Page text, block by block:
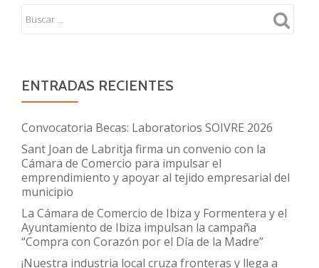
ENTRADAS RECIENTES
Convocatoria Becas: Laboratorios SOIVRE 2026
Sant Joan de Labritja firma un convenio con la
Cámara de Comercio para impulsar el
emprendimiento y apoyar al tejido empresarial del
municipio
La Cámara de Comercio de Ibiza y Formentera y el
Ayuntamiento de Ibiza impulsan la campaña
“Compra con Corazón por el Día de la Madre”
¡Nuestra industria local cruza fronteras y llega a